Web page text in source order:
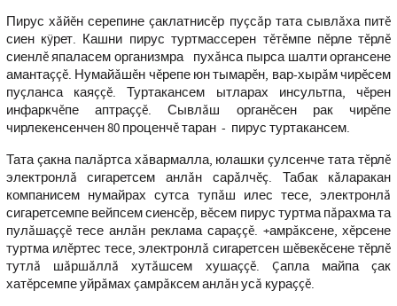
Пирус хăйĕн серепине çаклатнисĕр пуçсăр тата сывлăха питĕ
сиен кÿрет. Кашни пирус туртмассерен тĕтĕмпе пĕрле тĕрлĕ
сиенлĕ япаласем организмра пухăнса пырса шалти органсене
амантаççĕ. Нумайăшĕн чĕрепе юн тымарĕн, вар-хырăм чирĕсем
пуçланса каяççĕ. Туртакансем ытларах инсультпа, чĕрен
инфаркчĕпе аптраççĕ. Сывлăш органĕсен рак чирĕпе
чирлекенсенчен 80 проценчĕ таран - пирус туртакансем.
Тата çакна палăртса хăвармалла, юлашки çулсенче тата тĕрлĕ
электронлă сигаретсем анлăн сарăлчĕç. Табак кăларакан
компанисем нумайрах сутса тупăш илес тесе, электронлă
сигаретсемпе вейпсем сиенсĕр, вĕсем пирус туртма пăрахма та
пулăшаççĕ тесе анлăн реклама сараççĕ. +амрăксене, хĕрсене
туртма илĕртес тесе, электронлă сигаретсен шĕвекĕсене тĕрлĕ
тутлă шăршăллă хутăшсем хушаççĕ. Çапла майпа çак
хатĕрсемпе уйрăмах çамрăксем анлăн усă кураççĕ.